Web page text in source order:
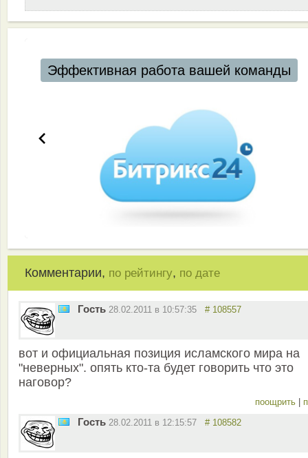
Эффективная работа вашей команды
Комментарии, по рейтингу, по дате
Гость 28.02.2011 в 10:57:35 # 108557
вот и официальная позиция исламского мира на
"неверных". опять кто-та будет говорить что это
наговор?
поощрить
Гость 28.02.2011 в 12:15:57 # 108582